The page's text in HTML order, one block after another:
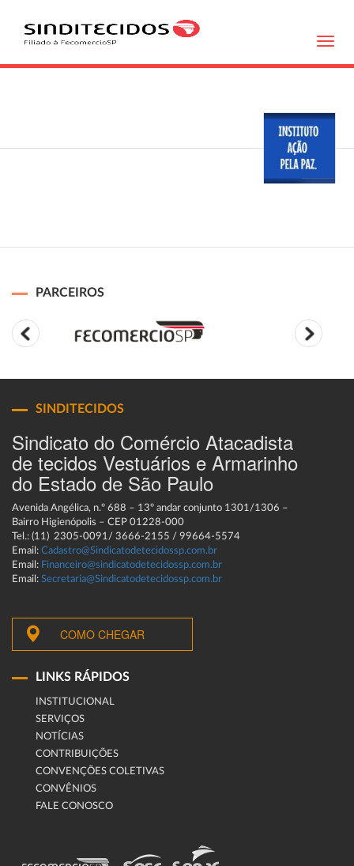
PARCEIROS
SINDITECIDOS
Sindicato do Comércio Atacadista
de tecidos Vestuários e Armarinho
do Estado de São Paulo
Avenida Angélica, n.º 688 – 13º andar conjunto 1301/1306 –
Bairro Higienópolis – CEP 01228-000
Tel.: (11) 2305-0091/ 3666-2155 / 99664-5574
Email: Cadastro@Sindicatodetecidossp.com.br
Email: Financeiro@sindicatodetecidossp.com.br
Email: Secretaria@Sindicatodetecidossp.com.br
COMO CHEGAR
LINKS RÁPIDOS
INSTITUCIONAL
SERVIÇOS
NOTÍCIAS
CONTRIBUIÇÕES
CONVENÇÕES COLETIVAS
CONVÊNIOS
FALE CONOSCO